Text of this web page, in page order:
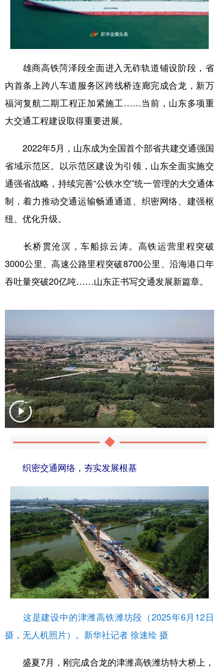
山东 河南 湖北 湖南
广西
陕西 青海 宁夏
English Español Français عربى
雄商高铁菏泽段全面进入无砟轨道铺设阶段，省
内首条上跨八车道服务区跨线桥连廊完成合龙，新万
福河复航二期工程正加紧施工……当前，山东多项重
大交通工程建设取得重要进展。
2022年5月，山东成为全国首个部省共建交通强国
省域示范区。以示范区建设为引领，山东全面实施交
通强省战略，持续完善“公铁水空”统一管理的大交通体
制，着力推动交通运输畅通通道、织密网络、建强枢
纽、优化升级。
长桥贯沧溟，车船掠云涛。高铁运营里程突破
3000公里、高速公路里程突破8700公里、沿海港口年
吞吐量突破20亿吨……山东正书写交通发展新篇章。
织密交通网络，夯实发展根基
这是建设中的津潍高铁潍坊段（2025年6月12日
摄，无人机照片）。新华社记者 徐速绘 摄
盛夏7月，刚完成合龙的津潍高铁潍坊特大桥上，